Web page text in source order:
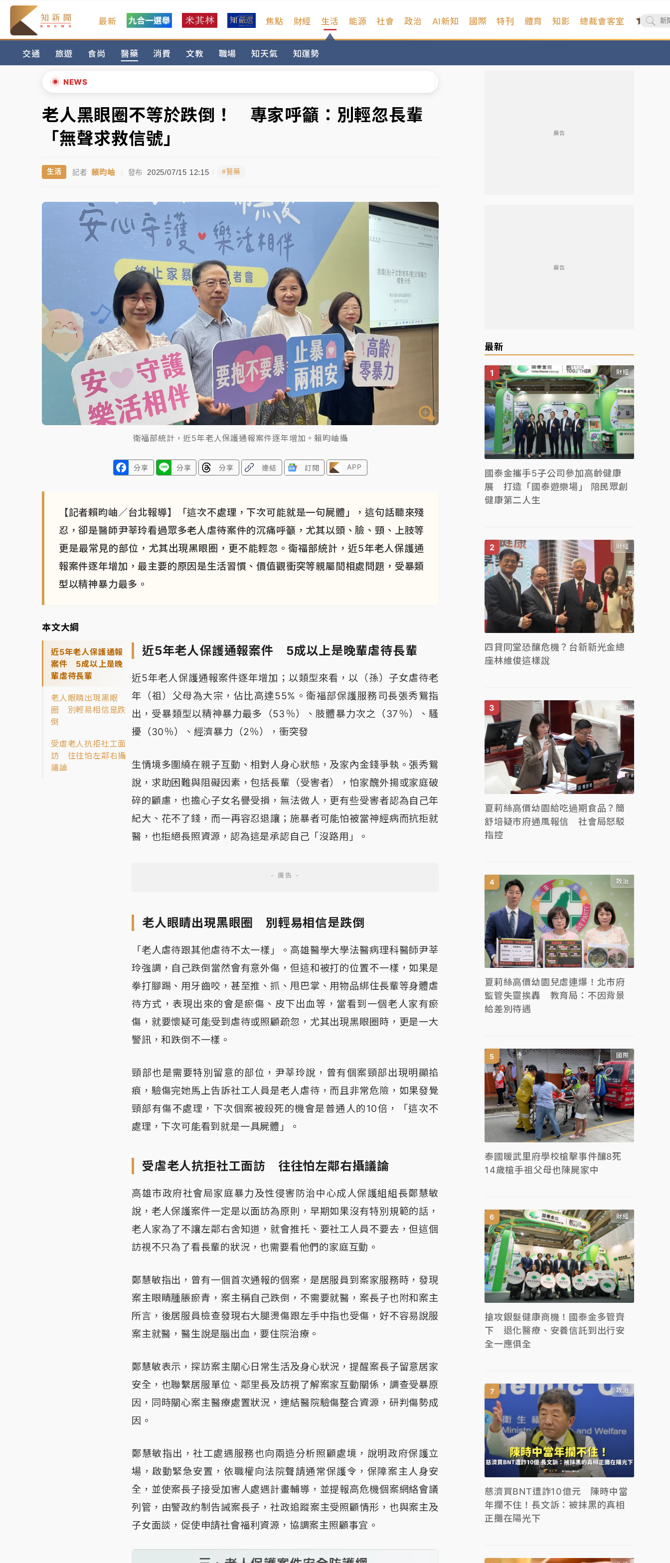
最新 焦點 財經 生活
交通 旅遊 食尚 醫藥 消費 文教 職場 知天氣 知運勢
能源 社會 政治 AI新知 國際 特刊 體育 知影 總裁會客室
NEWS
暑假過三周才推「E宿新北打卡趣」！抽獎程序複雜 觀旅局回應了
中信慈善基金會想增加董事人數！辜仲諒向法院聲請遭駁 理由曝光
故宮《龍藏經》特展第2檔！今線上預約開賣一度塞車 周六起展出延長至晚上7時
台東農業處長涉圖利渡假村！東檢抗告成功 今重開羈押庭
女律師陳昱瑄詐慈濟10億！黃金158kg遭查扣畫面曝光
中信慈善基金會想增加董事人數！辜仲諒向法院聲請遭駁 理由曝光
故宮《龍藏經》特展第2檔！今線上預約開賣一度塞車 周六起展出延長至晚上7時
台東農業處長涉圖利渡假村！東檢抗告成功 今重開羈押庭
父親節泡湯了！中颱白海豚雨彈轟3天 「紅到發紫」降雨熱區曝
▲
▼
老人黑眼圈不等於跌倒！ 專家呼籲：別輕忽長輩
「無聲求救信號」
生活 記者 賴昀岫 | 發布 2025/07/15 12:15 #醫藥
衛福部統計，近5年老人保護通報案件逐年增加。賴昀岫攝
分享 分享 分享 連結 訂閱 APP
【記者賴昀岫／台北報導】「這次不處理，下次可能就是一句屍體」，這句話聽來殘
忍，卻是醫師尹莘玲看過眾多老人虐待案件的沉痛呼籲，尤其以頭、臉、頸、上肢等
更是最常見的部位，尤其出現黑眼圈，更不能輕忽。衛福部統計，近5年老人保護通
報案件逐年增加，最主要的原因是生活習慣、價值觀衝突等親屬間相處問題，受暴類
型以精神暴力最多。
本文大綱
近5年老人保護通報
案件 5成以上是晚
輩虐待長輩
老人眼睛出現黑眼
圈 別輕易相信是跌
倒
受虐老人抗拒社工面
訪 往往怕左鄰右攝
議論
近5年老人保護通報案件 5成以上是晚輩虐待長輩
近5年老人保護通報案件逐年增加；以類型來看，以（孫）子女虐待老
年（祖）父母為大宗，佔比高達55%。衛福部保護服務司長張秀鴛指
出，受暴類型以精神暴力最多（53％）、肢體暴力次之（37％）、騷
擾（30％）、經濟暴力（2％），衝突發
生情境多圍繞在親子互動、相對人身心狀態，及家內金錢爭執。張秀鴛
說，求助困難與阻礙因素，包括長輩（受害者），怕家醜外揚或家庭破
碎的顧慮，也擔心子女名譽受損，無法做人，更有些受害者認為自己年
紀大、花不了錢，而一再容忍退讓；施暴者可能怕被當神經病而抗拒就
醫，也拒絕長照資源，認為這是承認自己「沒路用」。
老人眼睛出現黑眼圈 別輕易相信是跌倒
「老人虐待跟其他虐待不太一樣」。高雄醫學大學法醫病理科醫師尹莘
玲強調，自己跌倒當然會有意外傷，但這和被打的位置不一樣，如果是
拳打腳踢、用牙齒咬，甚至推、抓、甩巴掌、用物品綁住長輩等身體虐
待方式，表現出來的會是瘀傷、皮下出血等，當看到一個老人家有瘀
傷，就要懷疑可能受到虐待或照顧疏忽，尤其出現黑眼圈時，更是一大
警訊，和跌倒不一樣。
頸部也是需要特別留意的部位，尹莘玲說，曾有個案頸部出現明顯掐
痕，驗傷完她馬上告訴社工人員是老人虐待，而且非常危險，如果發覺
頸部有傷不處理，下次個案被殺死的機會是普通人的10倍，「這次不
處理，下次可能看到就是一具屍體」。
受虐老人抗拒社工面訪 往往怕左鄰右攝議論
高雄市政府社會局家庭暴力及性侵害防治中心成人保護組組長鄭慧敏
說，老人保護案件一定是以面訪為原則，早期如果沒有特別規範的話，
老人家為了不讓左鄰右舍知道，就會推托、要社工人員不要去，但這個
訪視不只為了看長輩的狀況，也需要看他們的家庭互動。
鄭慧敏指出，曾有一個首次通報的個案，是居服員到案家服務時，發現
案主眼睛腫脹瘀青，案主稱自己跌倒，不需要就醫，案長子也附和案主
所言，後居服員檢查發現右大腿燙傷跟左手中指也受傷，好不容易說服
案主就醫，醫生說是腦出血，要住院治療。
鄭慧敏表示，探訪案主關心日常生活及身心狀況，提醒案長子留意居家
安全，也聯繫居服單位、鄰里長及訪視了解案家互動關係，調查受暴原
因，同時關心案主醫療處置狀況，連結醫院驗傷整合資源，研判傷勢成
因。
鄭慧敏指出，社工處遇服務也向兩造分析照顧處境，說明政府保護立
場，啟動緊急安置，依職權向法院聲請通常保護令，保障案主人身安
全，並使案長子接受加害人處遇計畫輔導，並提報高危機個案網絡會議
列管，由警政約制告誡案長子，社政追蹤案主受照顧情形，也與案主及
子女面談，促使申請社會福利資源，協調案主照顧事宜。
廣告
廣告
最新
財經
國泰金攜手5子公司參加高齡健康
展 打造「國泰遊樂場」 陪民眾創
健康第二人生
財經
四貸同堂恐釀危機？台新新光金總
座林維俊這樣說
政治
夏莉絲高價幼園給吃過期食品？簡
舒培疑市府通風報信 社會局怒駁
指控
政治
夏莉絲高價幼園兒虐連爆！北市府
監管失靈挨轟 教育局：不因背景
給差別待遇
國際
泰國暖武里府學校槍擊事件釀8死
14歲槍手祖父母也陳屍家中
財經
搶攻銀髮健康商機！國泰金多管齊
下 退化醫療、安養信託到出行安
全一應俱全
政治
慈濟買BNT遭詐10億元 陳時中當
年攔不住！長文訴：被抹黑的真相
正攤在陽光下